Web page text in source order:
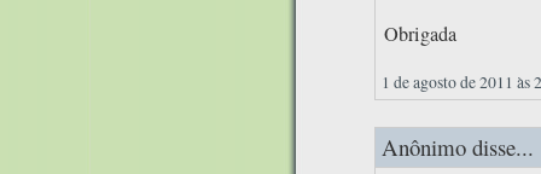
Obrigada
1 de agosto de 2011 às
Anônimo disse...